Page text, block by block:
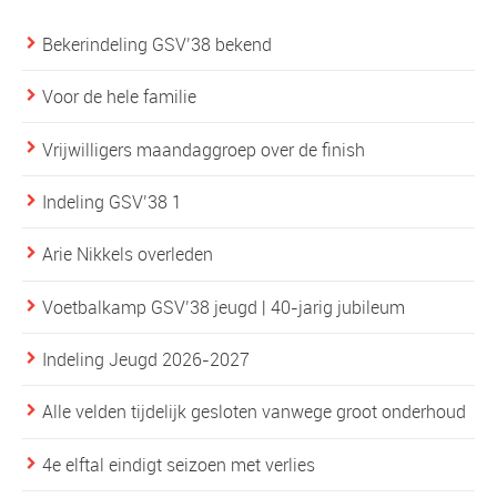
Bekerindeling GSV’38 bekend
Voor de hele familie
Vrijwilligers maandaggroep over de finish
Indeling GSV’38 1
Arie Nikkels overleden
Voetbalkamp GSV’38 jeugd | 40-jarig jubileum
Indeling Jeugd 2026-2027
Alle velden tijdelijk gesloten vanwege groot onderhoud
4e elftal eindigt seizoen met verlies